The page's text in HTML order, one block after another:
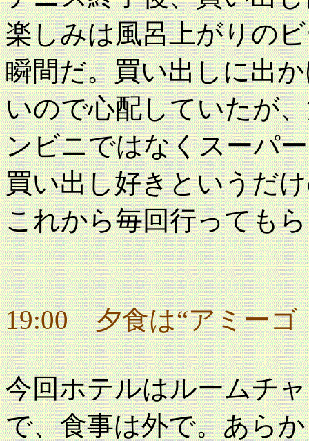
楽しみは風呂上がりの
瞬間だ。買い出しに出
いので心配していたが
ンビニではなくスーパ
買い出し好きというだ
これから毎回行っても
19:00 夕食は“アミーゴ
今回ホテルはルームチ
で、食事は外で。あら